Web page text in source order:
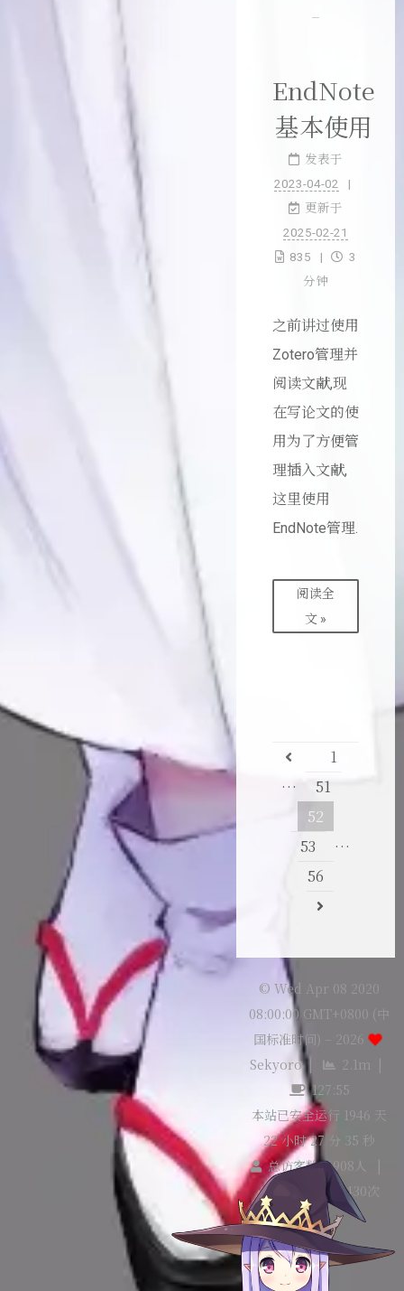
EndNote
基本使用
发表于
2023-04-02
更新于
2025-02-21
835
3
分钟
之前讲过使用
Zotero管理并
阅读文献,现
在写论文的使
用为了方便管
理插入文献,
这里使用
EndNote管理.
阅读全
文 »
1
…
51
52
53
…
56
© Wed Apr 08 2020
08:00:00 GMT+0800 (中
国标准时间) – 2026
Sekyoro | 2.1m
127:55
本站已安全运行 1946 天
22 小时 27 分 36 秒
总访客数36908 人
总访问量
43430次